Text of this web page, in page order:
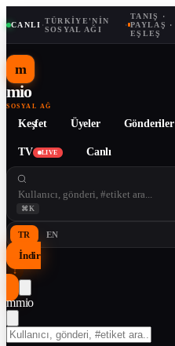
CANLI ·TÜRKIYE'NIN
SOSYAL AĞI
·
TANIŞ ·
PAYLAŞ ·
EŞLEŞ
m
mio
SOSYAL AĞ
Keşfet Üyeler Gönderiler
TV LIVE Canlı
⌘K
TR EN
İndir
↓
mmio